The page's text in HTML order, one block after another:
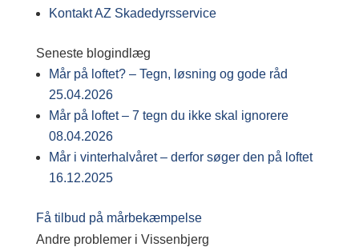
Kontakt AZ Skadedyrsservice
Seneste blogindlæg
Mår på loftet? – Tegn, løsning og gode råd
25.04.2026
Mår på loftet – 7 tegn du ikke skal ignorere
08.04.2026
Mår i vinterhalvåret – derfor søger den på loftet
16.12.2025
Få tilbud på mårbekæmpelse
Andre problemer i Vissenbjerg